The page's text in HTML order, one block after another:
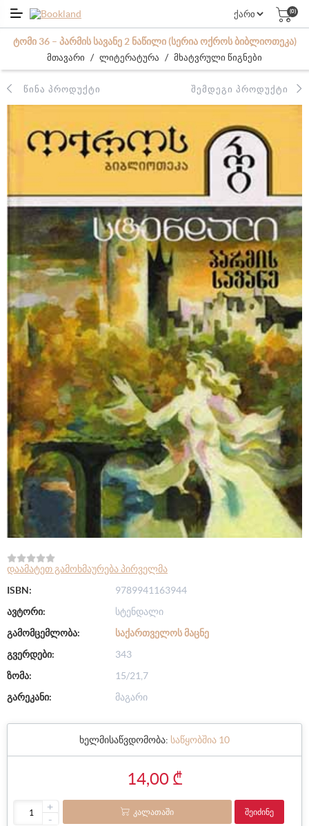
(0)
ᲢᲝᲛᲘ 36 – ᲞᲐᲠᲛᲘᲡ ᲡᲐᲕᲐᲜᲔ 2 ᲜᲐᲬᲘᲚᲘ (ᲡᲔᲠᲘᲐ ᲝᲥᲠᲝᲡ ᲑᲘᲑᲚᲘᲝᲗᲔᲙᲐ)
მთავარი / ლიტერატურა / მხატვრული წიგნები
ᲬᲘᲜᲐ ᲞᲠᲝᲓᲣᲥᲢᲘ ᲨᲔᲛᲓᲔᲒᲘ ᲞᲠᲝᲓᲣᲥᲢᲘ
დაამატეთ გამოხმაურება პირველმა
ISBN:
9789941163944
ავტორი:
სტენდალი
გამომცემლობა:
ᲡᲐᲥᲐᲠᲗᲕᲔᲚᲝᲡ ᲛᲐᲪᲜᲔ
გვერდები:
343
ზომა:
15/21,7
გარეკანი:
მაგარი
ხელმისაწვდომობა: საწყობშია 10
14,00 ₾
+
-
ᲙᲐᲚᲐᲗᲐᲨᲘ ᲨᲔᲘᲫᲘᲜᲔ